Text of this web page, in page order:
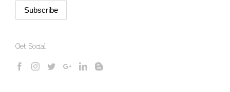
Get Social